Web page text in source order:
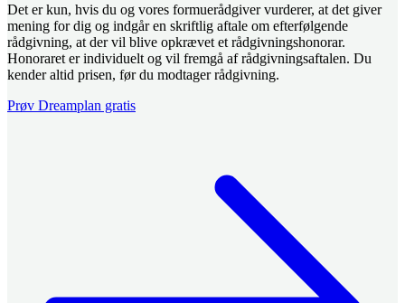
Det er kun, hvis du og vores formuerådgiver vurderer, at det giver
mening for dig og indgår en skriftlig aftale om efterfølgende
rådgivning, at der vil blive opkrævet et rådgivningshonorar.
Honoraret er individuelt og vil fremgå af rådgivningsaftalen. Du
kender altid prisen, før du modtager rådgivning.
Prøv Dreamplan gratis